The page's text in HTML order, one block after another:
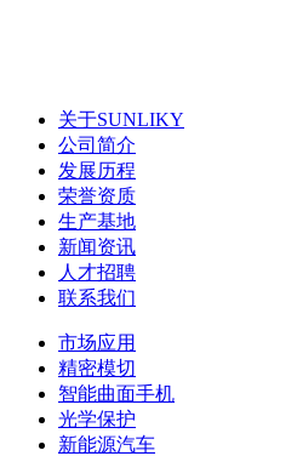
关于SUNLIKY
公司简介
发展历程
荣誉资质
生产基地
新闻资讯
人才招聘
联系我们
市场应用
精密模切
智能曲面手机
光学保护
新能源汽车